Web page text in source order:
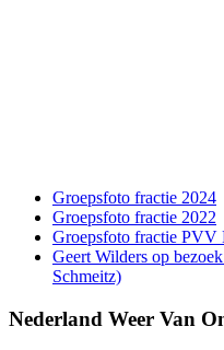
Groepsfoto fractie 2024
Groepsfoto fractie 2022
Groepsfoto fractie PVV
Geert Wilders op
Schmeitz)
Nederland Weer Van